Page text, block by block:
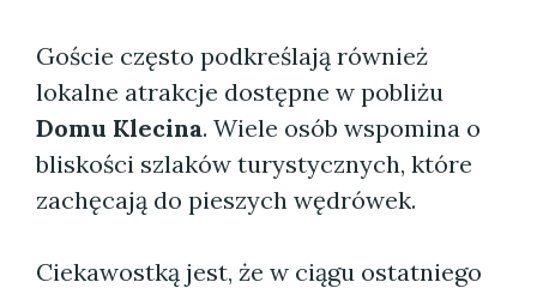
Goście często podkreślają również
lokalne atrakcje dostępne w pobliżu
Domu Klecina. Wiele osób wspomina o
bliskości szlaków turystycznych, które
zachęcają do pieszych wędrówek.
Ciekawostką jest, że w ciągu ostatniego